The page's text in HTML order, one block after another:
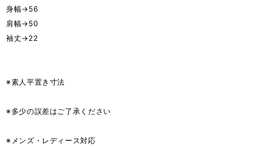
身幅→56
肩幅→50
袖丈→22
※素人平置き寸法
※多少の誤差はご了承ください
※メンズ・レディース対応